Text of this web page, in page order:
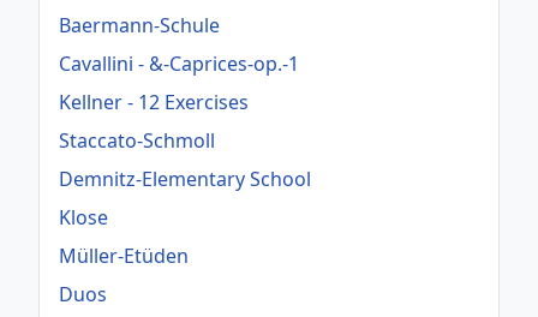
Baermann-Schule
Cavallini - &-Caprices-op.-1
Kellner - 12 Exercises
Staccato-Schmoll
Demnitz-Elementary School
Klose
Müller-Etüden
Duos